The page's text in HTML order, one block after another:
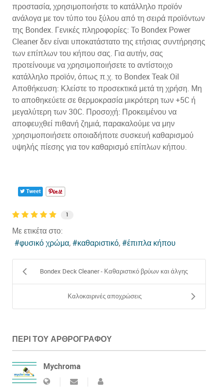
προστασία, χρησιμοποιήστε το κατάλληλο προϊόν
ανάλογα με τον τύπο του ξύλου από τη σειρά προϊόντων
της Bondex. Γενικές πληροφορίες: To Bondex Power
Cleaner δεν είναι υποκατάστατο της ετήσιας συντήρησης
των επίπλων του κήπου σας. Για αυτήν, σας
προτείνουμε να χρησιμοποιήσετε το αντίστοιχο
κατάλληλο προϊόν, όπως π.χ. το Bondex Teak Oil
Αποθήκευση: Κλείστε το προσεκτικά μετά τη χρήση. Μη
το αποθηκεύετε σε θερμοκρασία μικρότερη των +5C ή
μεγαλύτερη των 30C. Προσοχή: Προκειμένου να
αποφευχθεί πιθανή ζημιά, παρακαλούμε να μην
χρησιμοποιήσετε οποιαδήποτε συσκευή καθαρισμού
υψηλής πίεσης για τον καθαρισμό επίπλων κήπου.
Tweet
1
Με ετικέτα στο:
φυσικό χρώμα
καθαριστικό έπιπλα κήπου
Bondex Deck Cleaner - Καθαριστικό βρύων και άλγης
Καλοκαιρινές αποχρώσεις
ΠΕΡΊ ΤΟΥ ΑΡΘΡΟΓΡΆΦΟΥ
Mychroma